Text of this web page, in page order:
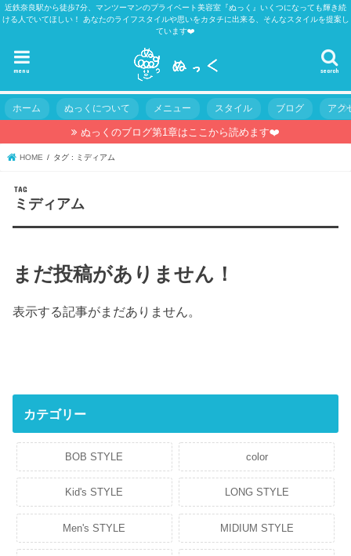
近鉄奈良駅から徒歩7分、マンツーマンのプライベート美容室『ぬっく』いくつになっても輝き続
ける人でいてほしい！ あなたのライフスタイルや思いをカタチに出来る、そんなスタイルを提案し
ています❤️
search
menu
ホーム ぬっくについて メニュー スタイル ブログ アク
ぬっくのブログ第1章はここから読めます❤️
HOME タグ : ミディアム
TAG
ミディアム
まだ投稿がありません！
表示する記事がまだありません。
カテゴリー
BOB STYLE color
Kid's STYLE LONG STYLE
Men's STYLE MIDIUM STYLE